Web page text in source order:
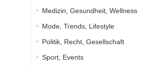
Medizin, Gesundheit, Wellness
Mode, Trends, Lifestyle
Politik, Recht, Gesellschaft
Sport, Events